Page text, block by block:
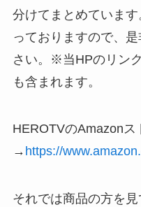
分けてまとめていま
っておりますので、
さい。※当HPのリン
も含まれます。
HEROTVのAmazonス
→ https://
それでは商品の方を見